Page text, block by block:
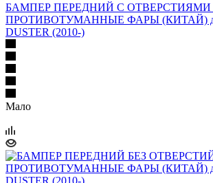
БАМПЕР ПЕРЕДНИЙ С
ПРОТИВОТУМАННЫЕ ФАРЫ (КИТАЙ)
DUSTER (2010-)
Мало